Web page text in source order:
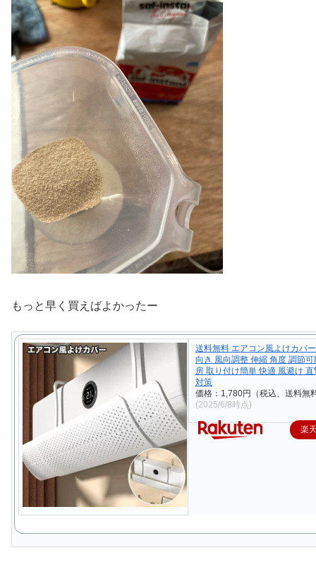
もっと早く買えばよかったー
送料無料 エアコン風よけカバ
向き 風向調整 伸縮 角度 調節可
房 取り付け簡単 快適 風避け
対策
価格：1,780円（税込、送料無
(2025/6/8時点)
楽